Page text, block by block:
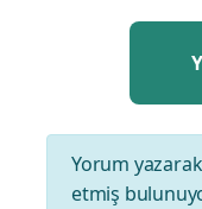
Yorum
etmiş